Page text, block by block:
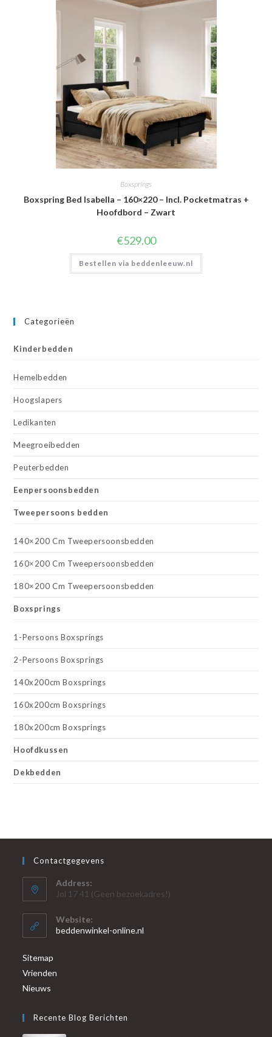
Boxsprings
Boxspring Bed Isabella – 160×220 – Incl. Pocketmatras +
Hoofdbord – Zwart
€529.00
Bestellen via beddenleeuw.nl
Categorieën
Kinderbedden
Hemelbedden
Hoogslapers
Ledikanten
Meegroeibedden
Peuterbedden
Eenpersoonsbedden
Tweepersoons bedden
140×200 Cm Tweepersoonsbedden
160×200 Cm Tweepersoonsbedden
180×200 Cm Tweepersoonsbedden
Boxsprings
1-Persoons Boxsprings
2-Persoons Boxsprings
140x200cm Boxsprings
160x200cm Boxsprings
180x200cm Boxsprings
Hoofdkussen
Dekbedden
Contactgegevens
Address:
Jol 17 41 (Geen bezoekadres!)
Website:
beddenwinkel-online.nl
Sitemap
Vrienden
Nieuws
Recente Blog Berichten